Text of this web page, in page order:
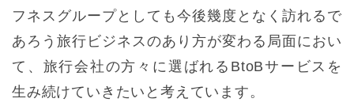
フネスグループとしても今後幾度となく訪れるで
あろう旅行ビジネスのあり方が変わる局面におい
て、旅行会社の方々に選ばれるBtoBサービスを
生み続けていきたいと考えています。